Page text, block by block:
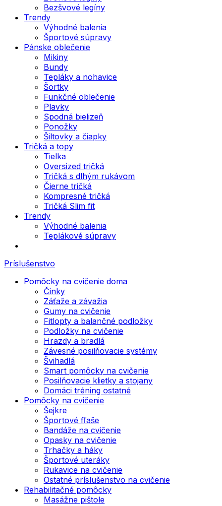
Bezšvové legíny
Trendy
Výhodné balenia
Športové súpravy
Pánske oblečenie
Mikiny
Bundy
Tepláky a nohavice
Šortky
Funkčné oblečenie
Plavky
Spodná bielizeň
Ponožky
Šiltovky a čiapky
Tričká a topy
Tielka
Oversized tričká
Tričká s dlhým rukávom
Čierne tričká
Kompresné tričká
Tričká Slim fit
Trendy
Výhodné balenia
Teplákové súpravy
Príslušenstvo
Pomôcky na cvičenie doma
Činky
Záťaže a závažia
Gumy na cvičenie
Fitlopty a balančné podložky
Podložky na cvičenie
Hrazdy a bradlá
Závesné posilňovacie systémy
Švihadlá
Smart pomôcky na cvičenie
Posilňovacie klietky a stojany
Domáci tréning ostatné
Pomôcky na cvičenie
Šejkre
Športové fľaše
Bandáže na cvičenie
Opasky na cvičenie
Trhačky a háky
Športové uteráky
Rukavice na cvičenie
Ostatné príslušenstvo na cvičenie
Rehabilitačné pomôcky
Masážne pištole